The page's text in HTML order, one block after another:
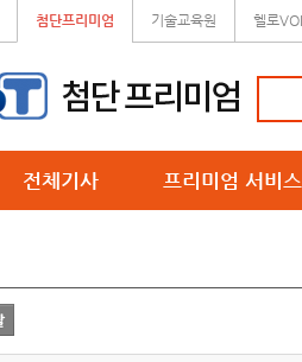
첨단프리미엄 기술교육원 헬로
전체기사 프리미엄 서비